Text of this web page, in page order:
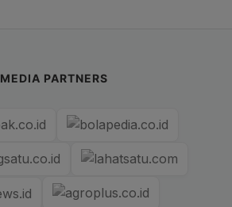
MEDIA PARTNERS